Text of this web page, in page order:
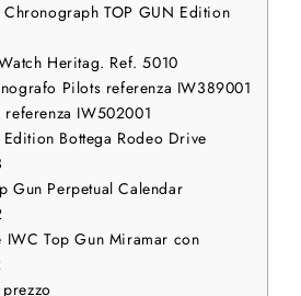
TOP GUN Edition
Heritag. Ref. 5010
Pilots referenza IW389001
IW502001
Bottega Rodeo Drive
Gun Perpetual Calendar
Top Gun Miramar con